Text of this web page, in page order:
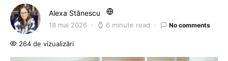
Alexa Stănescu
18 mai 2026 6 minute read No comments
264 de vizualizări